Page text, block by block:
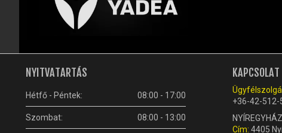
NYITVATARTÁS
Hétfő - Péntek: 08:00 - 17:00
Szombat: 08:00 - 13:00
KAPCSOLAT
+36-42-512-
Cím: 4405